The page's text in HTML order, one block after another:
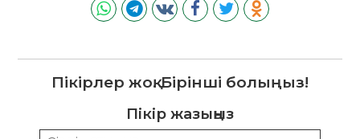
Пікірлер жоқ. Бірінші болыңыз!
Пікір жазыңыз